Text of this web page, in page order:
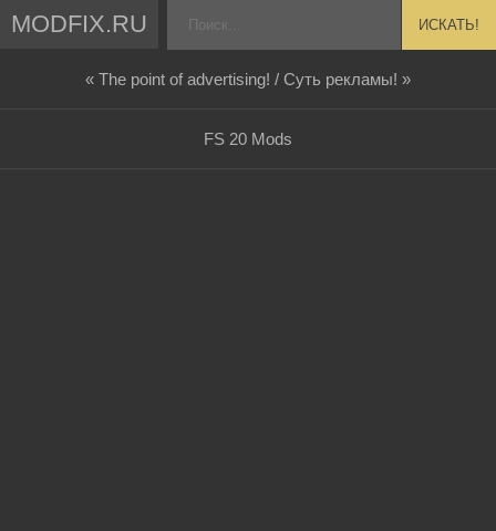
MODFIX.RU ИСКАТЬ!
« The point of advertising! / Суть рекламы! »
FS 20 Mods